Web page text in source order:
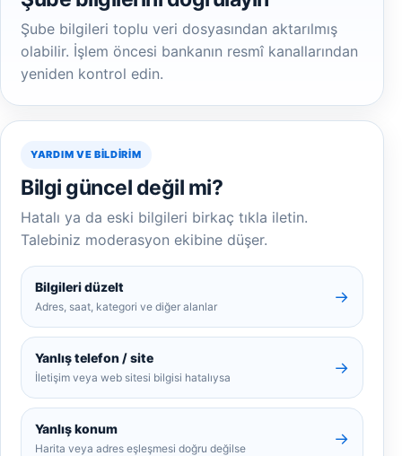
Şube bilgileri toplu veri dosyasından aktarılmış
olabilir. İşlem öncesi bankanın resmî kanallarından
yeniden kontrol edin.
YARDIM VE BILDIRIM
Bilgi güncel değil mi?
Hatalı ya da eski bilgileri birkaç tıkla iletin.
Talebiniz moderasyon ekibine düşer.
Bilgileri düzelt
Adres, saat, kategori ve diğer alanlar
→
Yanlış telefon / site
İletişim veya web sitesi bilgisi hatalıysa
→
Yanlış konum
Harita veya adres eşleşmesi doğru değilse
→